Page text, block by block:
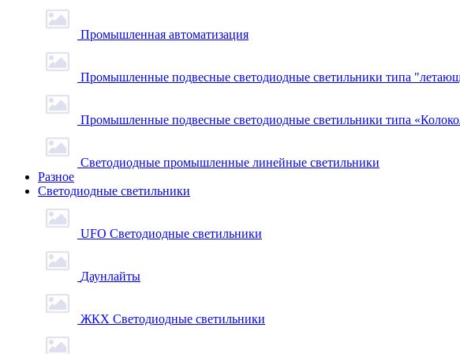
Промышленная автоматизация
Промышленные подвесные cветодиодные светильники типа
Промышленные подвесные cветодиодные светильники типа
Светодиодные промышленные линейные светильники
Разное
Светодиодные светильники
UFO Светодиодные светильники
Даунлайты
ЖКХ Светодиодные светильники